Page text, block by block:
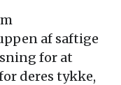
af saftige
for at
deres tykke,